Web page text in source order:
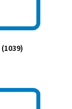
(1039)